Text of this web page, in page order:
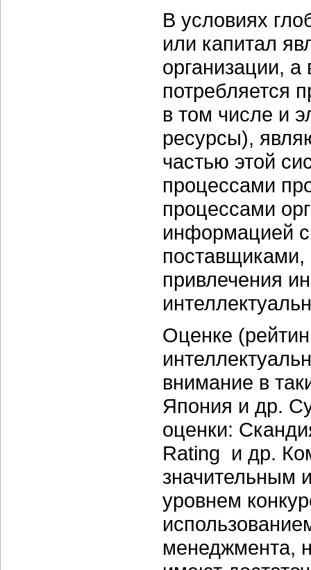
В условиях
или капитал
организации, а
потребляется
в том числе и
ресурсы),
частью этой
процессами
процессами
информацией
поставщиками,
привлечения
Оценке
внимание в
Япония и др.
оценки:
Rating и др.
значительным
уровнем
менеджмента,